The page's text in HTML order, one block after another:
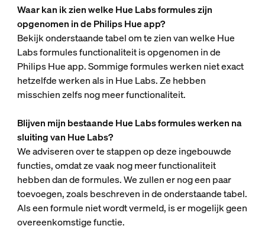
Waar kan ik zien welke Hue Labs formules zijn
opgenomen in de Philips Hue app?
Bekijk onderstaande tabel om te zien van welke Hue
Labs formules functionaliteit is opgenomen in de
Philips Hue app. Sommige formules werken niet exact
hetzelfde werken als in Hue Labs. Ze hebben
misschien zelfs nog meer functionaliteit.
Blijven mijn bestaande Hue Labs formules werken na
sluiting van Hue Labs?
We adviseren over te stappen op deze ingebouwde
functies, omdat ze vaak nog meer functionaliteit
hebben dan de formules. We zullen er nog een paar
toevoegen, zoals beschreven in de onderstaande tabel.
Als een formule niet wordt vermeld, is er mogelijk geen
overeenkomstige functie.